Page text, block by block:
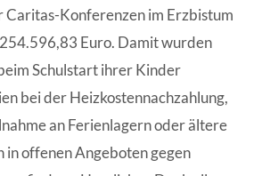
Caritas-Konferenzen im Erzbistum
Euro. Damit wurden
Schulstart ihrer Kinder
bei der Heizkostennachzahlung,
an Ferienlagern oder ältere
in offenen Angeboten gegen